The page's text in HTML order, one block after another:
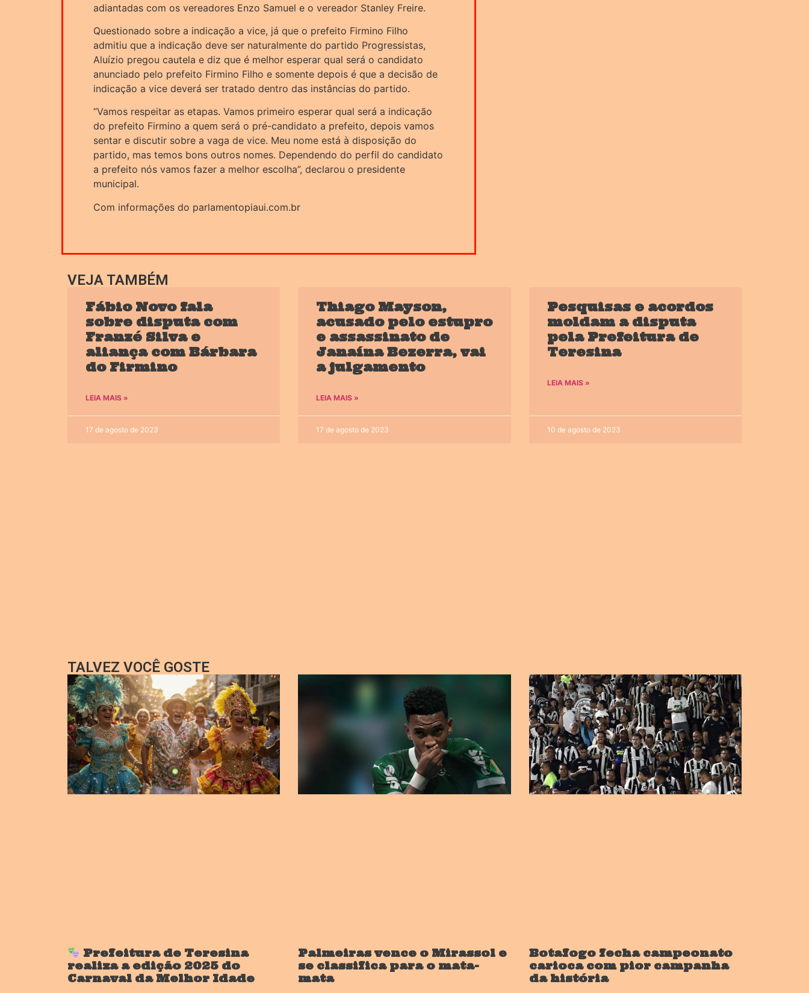
adiantadas com os vereadores Enzo Samuel e o vereador Stanley Freire.
Questionado sobre a indicação a vice, já que o prefeito Firmino Filho
admitiu que a indicação deve ser naturalmente do partido Progressistas,
Aluízio pregou cautela e diz que é melhor esperar qual será o candidato
anunciado pelo prefeito Firmino Filho e somente depois é que a decisão de
indicação a vice deverá ser tratado dentro das instâncias do partido.
“Vamos respeitar as etapas. Vamos primeiro esperar qual será a indicação
do prefeito Firmino a quem será o pré-candidato a prefeito, depois vamos
sentar e discutir sobre a vaga de vice. Meu nome está à disposição do
partido, mas temos bons outros nomes. Dependendo do perfil do candidato
a prefeito nós vamos fazer a melhor escolha”, declarou o presidente
municipal.
Com informações do parlamentopiaui.com.br
VEJA TAMBÉM
Fábio Novo fala
sobre disputa com
Franzé Silva e
aliança com Bárbara
do Firmino
LEIA MAIS »
17 de agosto de 2023
Thiago Mayson,
acusado pelo estupro
e assassinato de
Janaína Bezerra, vai
a julgamento
LEIA MAIS »
17 de agosto de 2023
Pesquisas e acordos
moldam a disputa
pela Prefeitura de
Teresina
LEIA MAIS »
10 de agosto de 2023
TALVEZ VOCÊ GOSTE
Prefeitura de Teresina
realiza a edição 2025 do
Carnaval da Melhor Idade
Palmeiras vence o Mirassol e
se classifica para o mata-
mata
Botafogo fecha campeonato
carioca com pior campanha
da história